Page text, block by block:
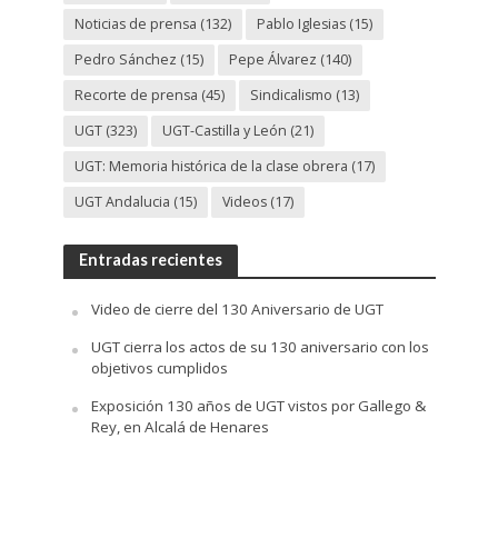
Noticias de prensa (132) Pablo Iglesias(15)
Pedro Sánchez (15) Pepe Álvarez (140)
Recorte de prensa (45) Sindicalismo (13)
UGT(323) UGT-Castilla y León (21)
UGT: Memoria histórica de la clase obrera (17)
UGT Andalucia (15) Videos(17)
Entradas recientes
Video de cierre del 130 Aniversario de UGT
UGT cierra los actos de su 130 aniversario con los
objetivos cumplidos
Exposición 130 años de UGT vistos por Gallego &
Rey, en Alcalá de Henares